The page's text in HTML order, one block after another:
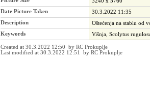
Date Picture Taken
30.3.2022 11:35
Description
Oštećenja na stablu od
Keywords
Višnja, Scolytus
Created at 30.3.2022 12:50 by RC Prokuplje
Last modified at 30.3.2022 12:51 by RC Prokuplje